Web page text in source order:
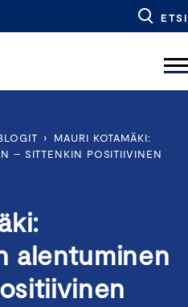
ETSI
›
MAURI KOTAMÄKI:
– SITTENKIN POSITIIVINEN
alentuminen